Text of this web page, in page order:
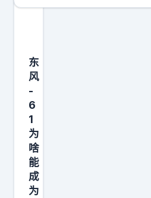
东
风
-
6
1
为
啥
能
成
为